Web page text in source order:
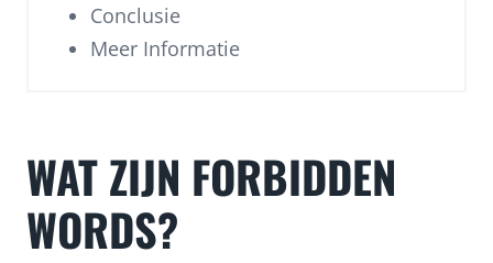
Conclusie
Meer Informatie
WAT ZIJN FORBIDDEN
WORDS?